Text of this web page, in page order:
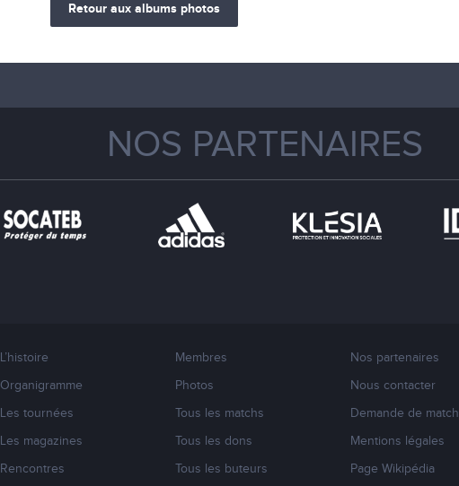
Retour aux albums photos
NOS PARTENAIRES
L’histoire
Organigramme
Les tournées
Les magazines
Rencontres
Membres
Photos
Tous les matchs
Tous les dons
Tous les buteurs
Nos partenaires
Nous contacter
Demande de match
Mentions légales
Page Wikipédia